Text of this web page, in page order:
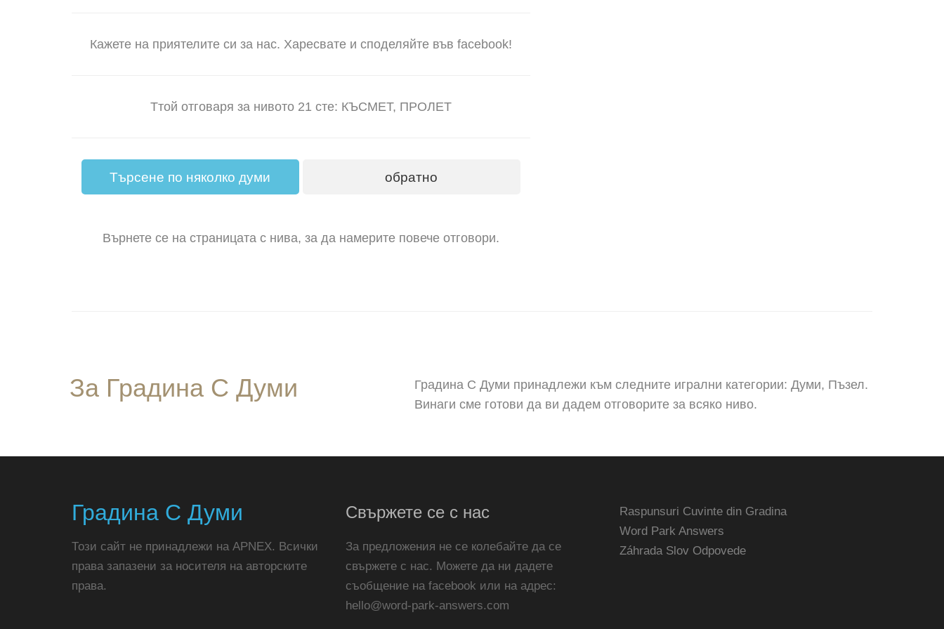
Кажете на приятелите си за нас. Харесвате и споделяйте във facebook!
Tтой отговаря за нивото 21 сте: КЪСМЕТ, ПРОЛЕТ
Търсене по няколко думи обратно
Върнете се на страницата с нива, за да намерите повече отговори.
За Градина С Думи
Градина С Думи принадлежи към следните игрални категории: Думи, Пъзел.
Винаги сме готови да ви дадем отговорите за всяко ниво.
Градина С Думи
Този сайт не принадлежи на APNEX. Всички
права запазени за носителя на авторските
права.
Свържете се с нас
За предложения не се колебайте да се
свържете с нас. Можете да ни дадете
съобщение на facebook или на адрес:
hello@word-park-answers.com
Raspunsuri Cuvinte din Gradina
Word Park Answers
Záhrada Slov Odpovede